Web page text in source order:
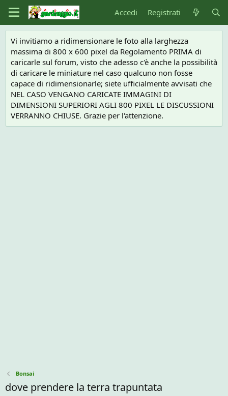
Accedi Registrati
Vi invitiamo a ridimensionare le foto alla larghezza
massima di 800 x 600 pixel da Regolamento PRIMA di
caricarle sul forum, visto che adesso c'è anche la possibilità
di caricare le miniature nel caso qualcuno non fosse
capace di ridimensionarle; siete ufficialmente avvisati che
NEL CASO VENGANO CARICATE IMMAGINI DI
DIMENSIONI SUPERIORI AGLI 800 PIXEL LE DISCUSSIONI
VERRANNO CHIUSE. Grazie per l'attenzione.
Bonsai
dove prendere la terra trapuntata